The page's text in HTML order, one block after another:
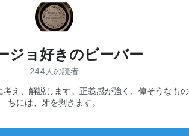
ジョ好きのビーバー
244人の読者
え、解説します。正義感が強く、偉そうなも
ちには、牙を剥きます。